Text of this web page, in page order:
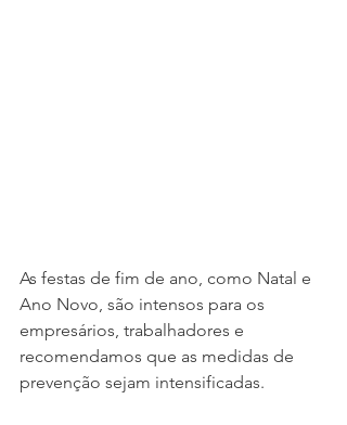
As festas de fim de ano, como Natal e
Ano Novo, são intensos para os
empresários, trabalhadores e
recomendamos que as medidas de
prevenção sejam intensificadas.